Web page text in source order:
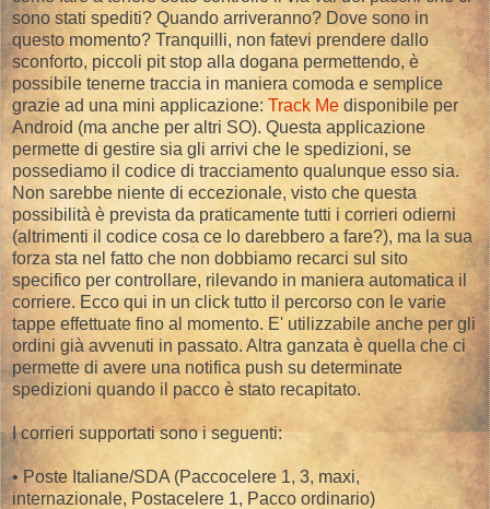
sono stati spediti? Quando arriveranno? Dove sono in
questo momento? Tranquilli, non fatevi prendere dallo
sconforto, piccoli pit stop alla dogana permettendo, è
possibile tenerne traccia in maniera comoda e semplice
grazie ad una mini applicazione: Track Me disponibile per
Android (ma anche per altri SO). Questa applicazione
permette di gestire sia gli arrivi che le spedizioni, se
possediamo il codice di tracciamento qualunque esso sia.
Non sarebbe niente di eccezionale, visto che questa
possibilità è prevista da praticamente tutti i corrieri odierni
(altrimenti il codice cosa ce lo darebbero a fare?), ma la sua
forza sta nel fatto che non dobbiamo recarci sul sito
specifico per controllare, rilevando in maniera automatica il
corriere. Ecco qui in un click tutto il percorso con le varie
tappe effettuate fino al momento. E' utilizzabile anche per gli
ordini già avvenuti in passato. Altra ganzata è quella che ci
permette di avere una notifica push su determinate
spedizioni quando il pacco è stato recapitato.
I corrieri supportati sono i seguenti:
• Poste Italiane/SDA (Paccocelere 1, 3, maxi,
internazionale, Postacelere 1, Pacco ordinario)